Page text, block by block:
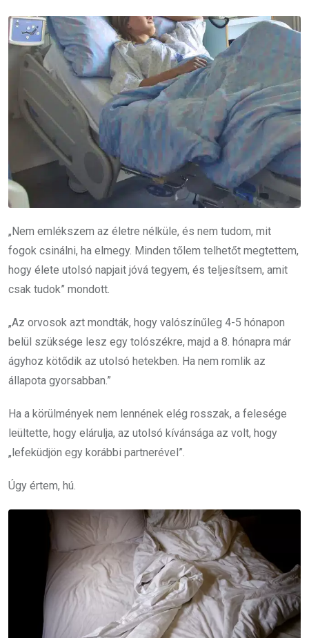
„Nem emlékszem az életre nélküle, és nem tudom, mit
fogok csinálni, ha elmegy. Minden tőlem telhetőt megtettem,
hogy élete utolsó napjait jóvá tegyem, és teljesítsem, amit
csak tudok” mondott.
„Az orvosok azt mondták, hogy valószínűleg 4-5 hónapon
belül szüksége lesz egy tolószékre, majd a 8. hónapra már
ágyhoz kötődik az utolsó hetekben. Ha nem romlik az
állapota gyorsabban.”
Ha a körülmények nem lennének elég rosszak, a felesége
leültette, hogy elárulja, az utolsó kívánsága az volt, hogy
„lefeküdjön egy korábbi partnerével”.
Úgy értem, hú.